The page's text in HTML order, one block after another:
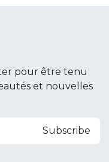
pour être tenu
et nouvelles
Subscribe